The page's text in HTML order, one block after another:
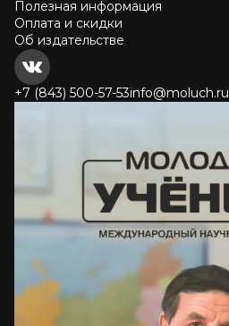
Полезная информация
Оплата и скидки
Об издательстве
+7 (843) 500-57-53info@moluch.ru